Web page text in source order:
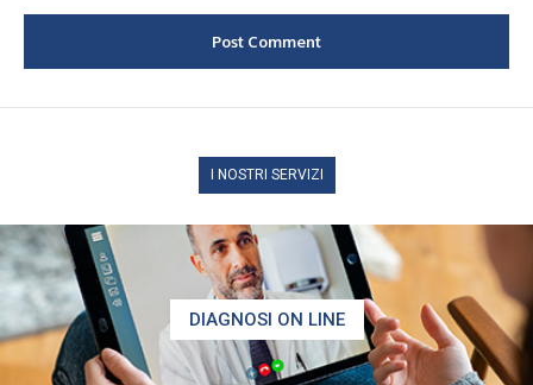
I NOSTRI SERVIZI
DIAGNOSI ON LINE